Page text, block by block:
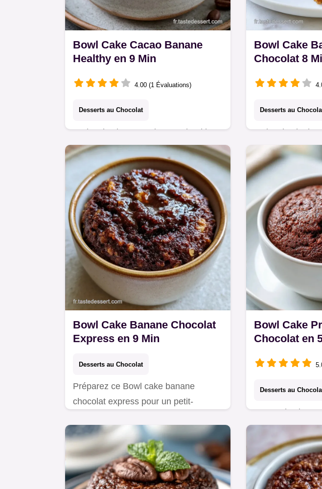
Bowl Cake Cacao Banane
Healthy en 9 Min
4.00 (1 Évaluations)
Desserts au Chocolat
Ce bowl cake cacao banane healthy
est idéal. Testez ce bowl cake banane
flocon d'avoine avec notre tableau
d'équivalences budget. Prêt en 9
minutes !
Bowl Cake
Chocolat 8
Desserts au
Le bowl cake
est un régal
bowl cake
inclut un
en 8 min.
Bowl Cake Banane Chocolat
Express en 9 Min
Desserts au Chocolat
Préparez ce Bowl cake banane
chocolat express pour un petit-
banane micro onde avec tableau
d'équivalences budget. Prêt en 9 min.
Bowl Cake
Chocolat en
Desserts au
Ce Bowl cake
est idéal pour un
protéiné
tableau
minutes !